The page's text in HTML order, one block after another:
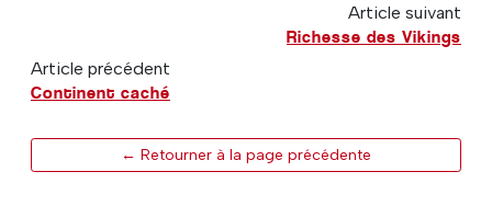
Article suivant
Richesse des Vikings
Article précédent
Continent caché
← Retourner à la page précédente